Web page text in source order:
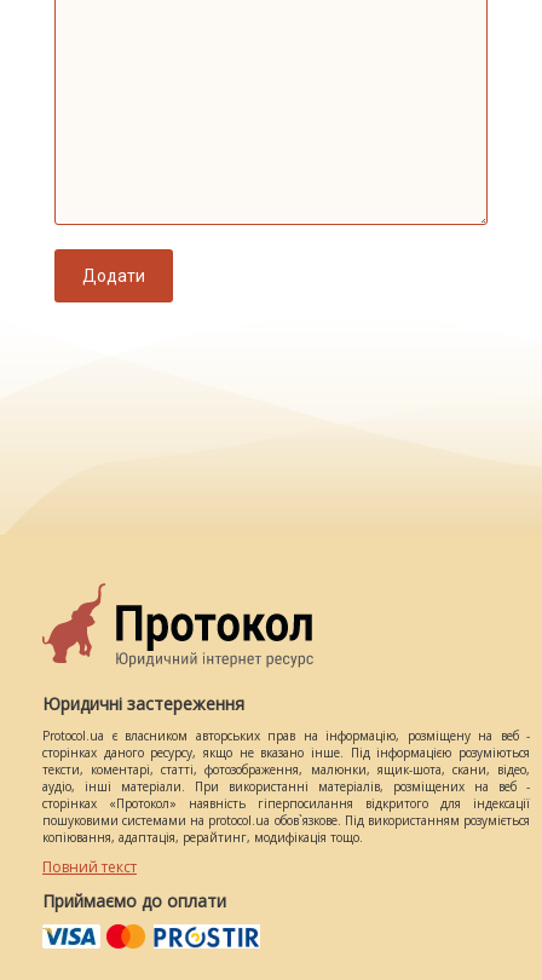
Додати
Юридичні застереження
Protocol.ua є власником авторських прав на інформацію, розміщену на веб -
сторінках даного ресурсу, якщо не вказано інше. Під інформацією розуміються
тексти, коментарі, статті, фотозображення, малюнки, ящик-шота, скани, відео,
аудіо, інші матеріали. При використанні матеріалів, розміщених на веб -
сторінках «Протокол» наявність гіперпосилання відкритого для індексації
пошуковими системами на protocol.ua обов`язкове. Під використанням розуміється
копіювання, адаптація, рерайтинг, модифікація тощо.
Повний текст
Приймаємо до оплати